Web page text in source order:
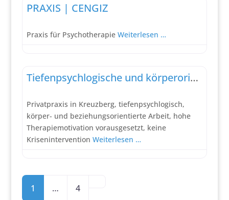
PRAXIS | CENGIZ
Praxis für Psychotherapie Weiterlesen …
Tiefenpsychlogische und körperorientierte Psychotherapie
Privatpraxis in Kreuzberg, tiefenpsychlogisch,
körper- und beziehungsorientierte Arbeit, hohe
Therapiemotivation vorausgesetzt, keine
Krisenintervention Weiterlesen …
Posts navigation
1 … 4